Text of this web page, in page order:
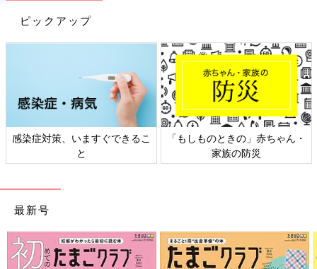
ピックアップ
感染症対策、いますぐできるこ
と
「もしものときの」赤ちゃん・
家族の防災
最新号